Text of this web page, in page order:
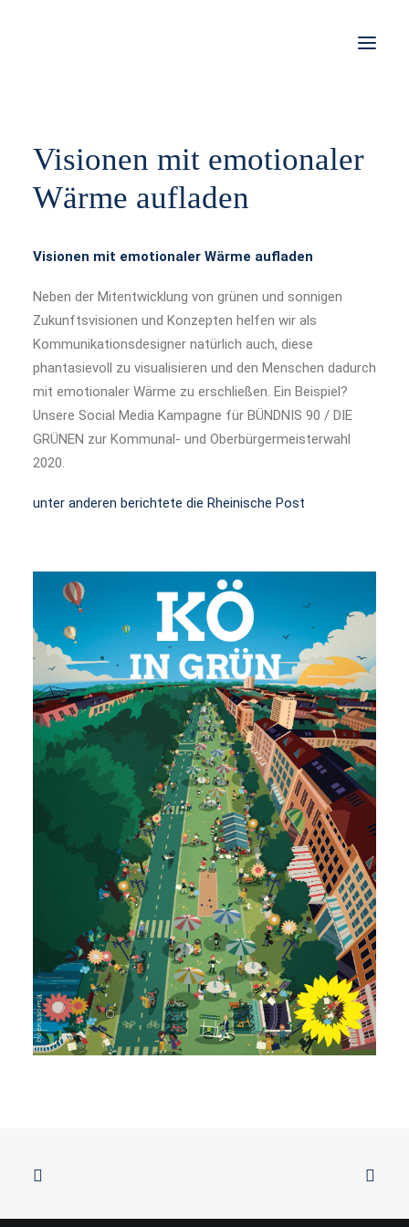
STORIES
WORK
SHOP
KONTAKT
IMPRESSUM
DATENSCHUTZ
WIDERRUFSBELEHRUNG
Visionen mit emotionaler
Wärme aufladen
Visionen mit emotionaler Wärme aufladen
Neben der Mitentwicklung von grünen und sonnigen
Zukunftsvisionen und Konzepten helfen wir als
Kommunikationsdesigner natürlich auch, diese
phantasievoll zu visualisieren und den Menschen dadurch
mit emotionaler Wärme zu erschließen. Ein Beispiel?
Unsere Social Media Kampagne für BÜNDNIS 90 / DIE
GRÜNEN zur Kommunal- und Oberbürgermeisterwahl
2020.
unter anderen berichtete die Rheinische Post